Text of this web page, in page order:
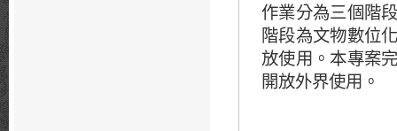
作業分為三個階
階段為文物數位
放使用。本專案
開放外界使用。